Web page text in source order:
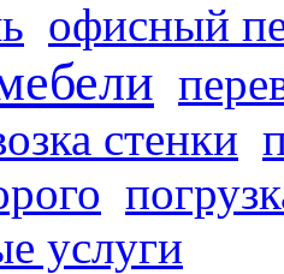
офисный
стенки
услуги